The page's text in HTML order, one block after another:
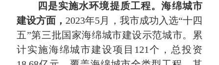
四是实施水环境提质工程。海绵城市
建设方面，2023年5月，我市成功入选“十四
五”第三批国家海绵城市建设示范城市。累
计实施海绵城市建设项目121个，总投资